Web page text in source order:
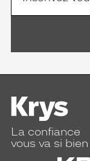
La confiance
vous va si bien